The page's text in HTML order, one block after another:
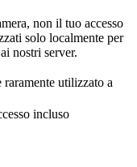
non il tuo accesso
solo localmente per
nostri server.
raramente utilizzato a
incluso